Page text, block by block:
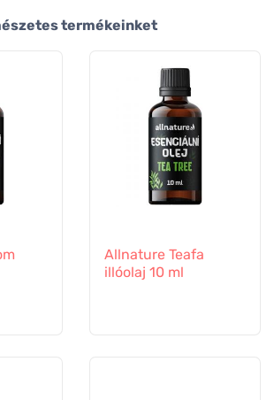
termékeinket
Allnature Teafa
illóolaj 10 ml